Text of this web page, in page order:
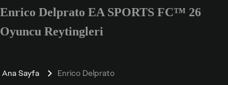
Enter a minimum of 3 characters or numbers
Enrico Delprato EA SPORTS FC™ 26
Oyuncu Reytingleri
Ana Sayfa Enrico Delprato